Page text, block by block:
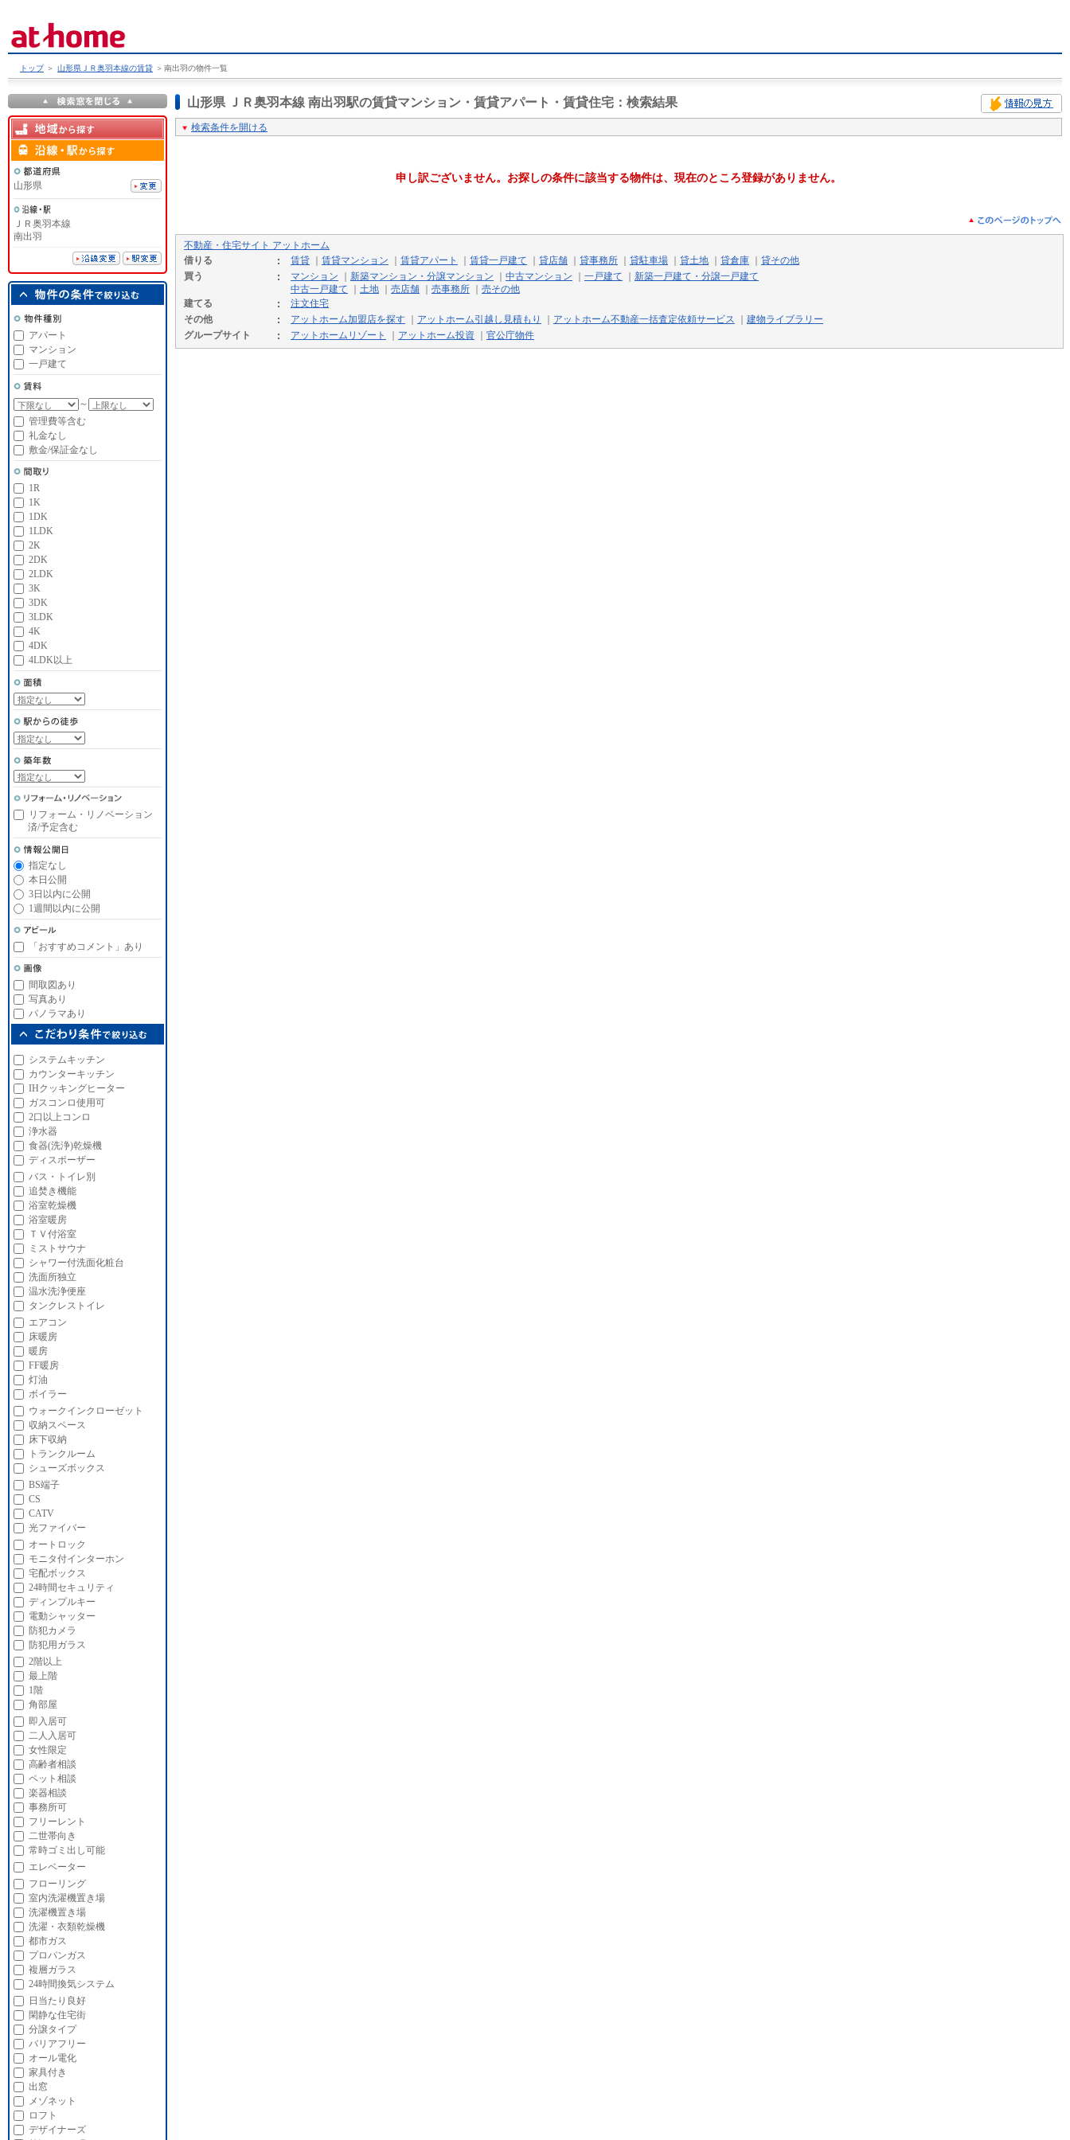
トップ ＞ 山形県ＪＲ奥羽本線の賃貸 ＞ 南出羽の物件一覧
山形県 ＪＲ奥羽本線 南出羽駅の賃貸マンション・賃貸アパート・賃貸住宅 ：検索結果
検索条件を開ける
申し訳ございません。お探しの条件に該当する物件は、現在のところ登録がありません。
不動産・住宅サイト アットホーム
借りる
賃貸 賃貸マンション 賃貸アパート 賃貸一戸建て 貸店舗 貸事務所 貸駐車場 貸土地 貸倉庫
貸その他
買う
マンション 新築マンション・分譲マンション 中古マンション 一戸建て
新築一戸建て・分譲一戸建て
中古一戸建て
土地 売店舗 売事務所
売その他
建てる
注文住宅
その他
アットホーム加盟店を探す アットホーム引越し見積もり アットホーム不動産一括査定依頼サービス
建物ライブラリー
グループサイト
アットホームリゾート アットホーム投資 官公庁物件
山形県
ＪＲ奥羽本線
南出羽
アパート
マンション
一戸建て
～
管理費等含む
礼金なし
敷金/保証金なし
1R
1K
1DK
1LDK
2K
2DK
2LDK
3K
3DK
3LDK
4K
4DK
4LDK以上
リフォーム・リノベーション
済/予定含む
指定なし
本日公開
3日以内に公開
1週間以内に公開
「おすすめコメント」あり
間取図あり
写真あり
パノラマあり
システムキッチン
カウンターキッチン
IHクッキングヒーター
ガスコンロ使用可
2口以上コンロ
浄水器
食器(洗浄)乾燥機
ディスポーザー
バス・トイレ別
追焚き機能
浴室乾燥機
浴室暖房
ＴＶ付浴室
ミストサウナ
シャワー付洗面化粧台
洗面所独立
温水洗浄便座
タンクレストイレ
エアコン
床暖房
暖房
FF暖房
灯油
ボイラー
ウォークインクローゼット
収納スペース
床下収納
トランクルーム
シューズボックス
BS端子
CS
CATV
光ファイバー
オートロック
モニタ付インターホン
宅配ボックス
24時間セキュリティ
ディンプルキー
電動シャッター
防犯カメラ
防犯用ガラス
2階以上
最上階
1階
角部屋
即入居可
二人入居可
女性限定
高齢者相談
ペット相談
楽器相談
事務所可
フリーレント
二世帯向き
常時ゴミ出し可能
エレベーター
フローリング
室内洗濯機置き場
洗濯機置き場
洗濯・衣類乾燥機
都市ガス
プロパンガス
複層ガラス
24時間換気システム
日当たり良好
閑静な住宅街
分譲タイプ
バリアフリー
オール電化
家具付き
出窓
メゾネット
ロフト
デザイナーズ